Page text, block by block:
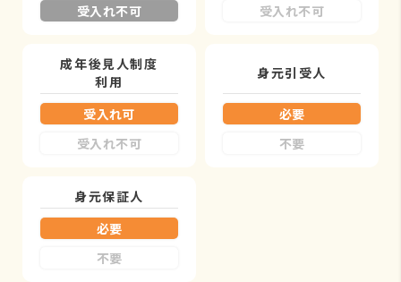
受入れ不可
受入れ不可
成年後見人制度
利用
受入れ可
受入れ不可
身元引受人
必要
不要
身元保証人
必要
不要